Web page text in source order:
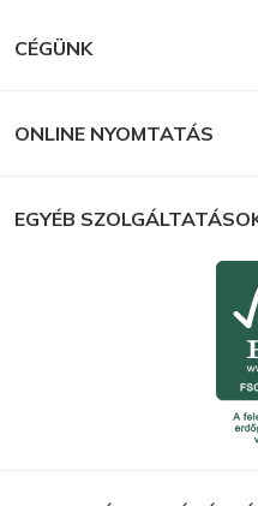
CÉGÜNK
ONLINE NYOMTATÁS
EGYÉB